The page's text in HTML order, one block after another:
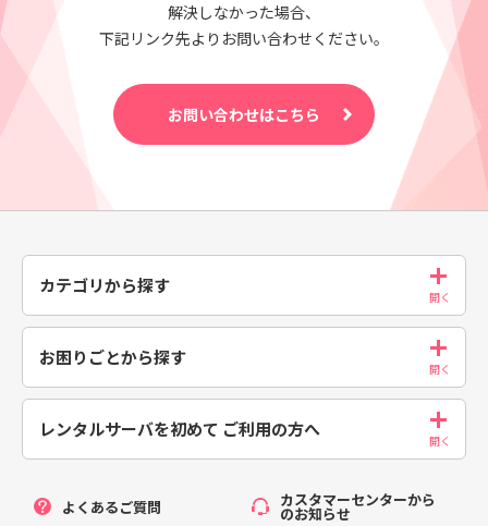
解決しなかった場合、
下記リンク先よりお問い合わせください。
お問い合わせはこちら
カテゴリから探す
お困りごとから探す
レンタルサーバを初めて ご利用の方へ
よくあるご質問 カスタマーセンターから
のお知らせ